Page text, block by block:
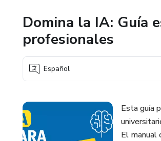
Domina la IA: Guía
profesionales
Español
Esta guía
El manual